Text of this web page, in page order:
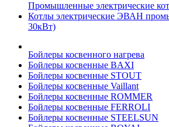
Промышленные электрические
Котлы электрические ЭВАН
30кВт)
Бойлеры косвенного нагрева
Бойлеры косвенные BAXI
Бойлеры косвенные STOUT
Бойлеры косвенные Vaillant
Бойлеры косвенные ROMMER
Бойлеры косвенные FERROLI
Бойлеры косвенные STEELSUN